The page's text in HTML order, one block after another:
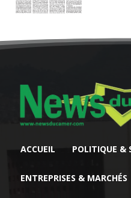
ACCUEIL POLITIQUE &
ENTREPRISES & MARCHÉS